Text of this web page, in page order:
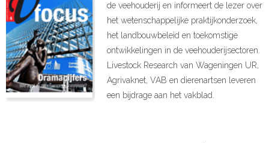
de veehouderij en informeert de lezer over
het wetenschappelijke praktijkonderzoek,
het landbouwbeleid en toekomstige
ontwikkelingen in de veehouderijsectoren.
Livestock Research van Wageningen UR,
Agrivaknet, VAB en dierenartsen leveren
een bijdrage aan het vakblad.